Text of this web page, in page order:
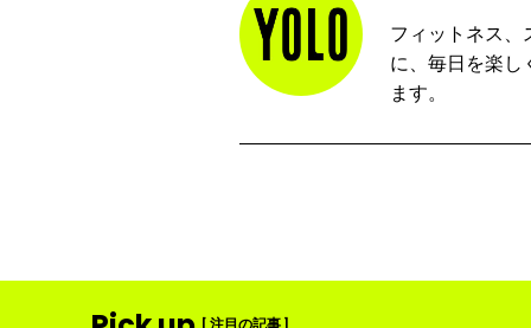
フィットネス、
に、毎日を楽し
ます。
[ 注目の記事 ]